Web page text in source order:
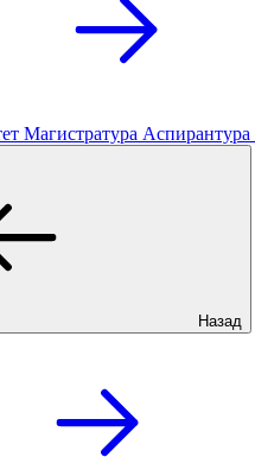
Магистратура Аспирантура
Назад